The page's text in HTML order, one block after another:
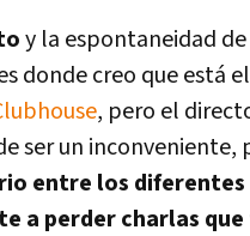
y la espontaneidad
donde creo que está
, pero el
ser un inconveniente,
entre los diferentes
a perder charlas